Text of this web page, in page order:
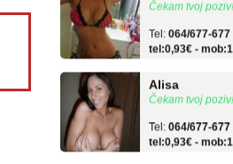
Tel:064/677-677
tel:0,93€ -
Čekam tvoj poziv!
Tel:064/677-677
tel:0,93€ -